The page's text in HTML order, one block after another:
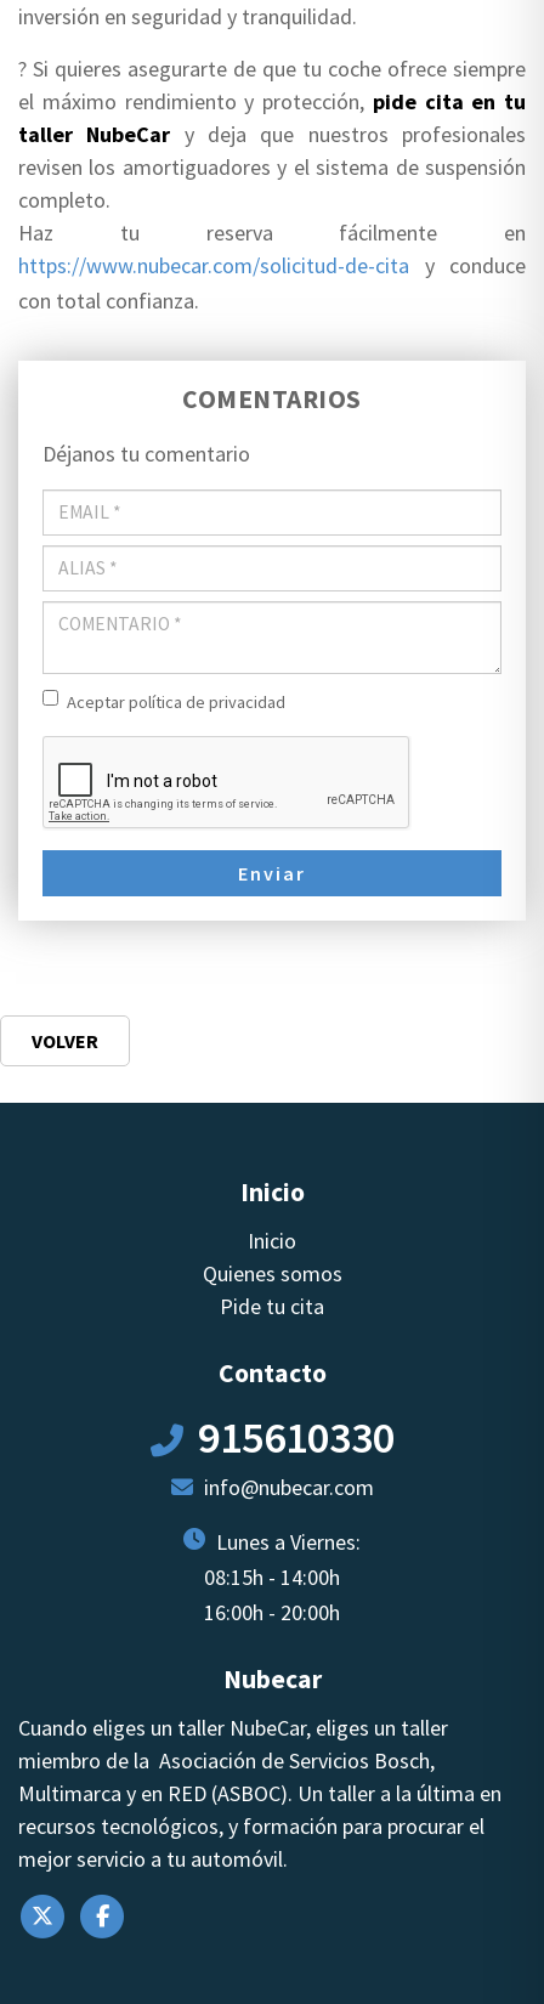
inversión en seguridad y tranquilidad.
? Si quieres asegurarte de que tu coche ofrece siempre
el máximo rendimiento y protección, pide cita en tu
taller NubeCar y deja que nuestros profesionales
revisen los amortiguadores y el sistema de suspensión
completo.
Haz tu reserva fácilmente en
https://www.nubecar.com/solicitud-de-cita y conduce
con total confianza.
COMENTARIOS
Déjanos tu comentario
Aceptar política de privacidad
Enviar
VOLVER
Inicio
Inicio
Quienes somos
Pide tu cita
Contacto
915610330
info@nubecar.com
Lunes a Viernes:
08:15h - 14:00h
16:00h - 20:00h
Nubecar
Cuando eliges un taller NubeCar, eliges un taller
miembro de la Asociación de Servicios Bosch,
Multimarca y en RED (ASBOC). Un taller a la última en
recursos tecnológicos, y formación para procurar el
mejor servicio a tu automóvil.